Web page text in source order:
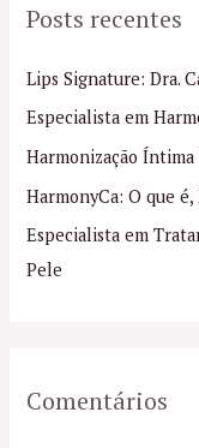
u
s
a
r
p
o
r
Posts recentes
Lips Signature: Dra.
Especialista em
Harmonização Íntima
HarmonyCa: O que
Especialista em
Pele
Comentários